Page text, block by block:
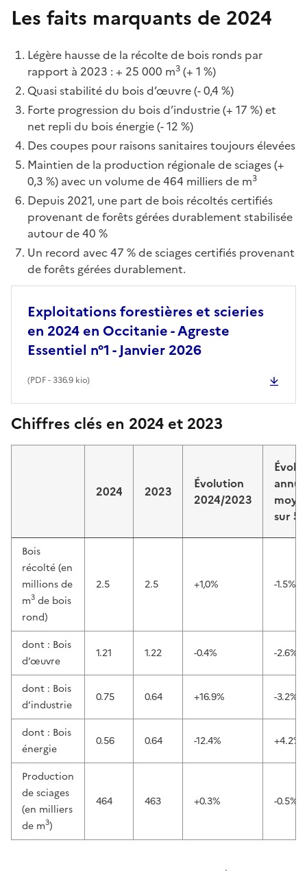
Les faits marquants de 2024
Légère hausse de la récolte de bois ronds par
rapport à 2023 : + 25 000 m3 (+ 1 %)
Quasi stabilité du bois d’œuvre (- 0,4 %)
Forte progression du bois d’industrie (+ 17 %) et
net repli du bois énergie (- 12 %)
Des coupes pour raisons sanitaires toujours élevées
Maintien de la production régionale de sciages (+
0,3 %) avec un volume de 464 milliers de m3
Depuis 2021, une part de bois récoltés certifiés
provenant de forêts gérées durablement stabilisée
autour de 40 %
Un record avec 47 % de sciages certifiés provenant
de forêts gérées durablement.
Exploitations forestières et scieries
en 2024 en Occitanie - Agreste
Essentiel n°1 - Janvier 2026
(PDF- 336.9 kio)
Chiffres clés en 2024 et 2023
2024 2023
Évolution
2024/2023
sur 5
Bois
récolté (en
millions de
m3 de bois
rond)
2.5 2.5 +1,0% -1.5%
dont : Bois
d’œuvre
1.21 1.22 -0.4% -2.6%
dont : Bois
d’industrie
0.75 0.64 +16.9% -3.2%
dont : Bois
énergie
0.56 0.64 -12.4% +4.2%
Production
de sciages
(en milliers
de m3)
464 463 +0.3% -0.5%